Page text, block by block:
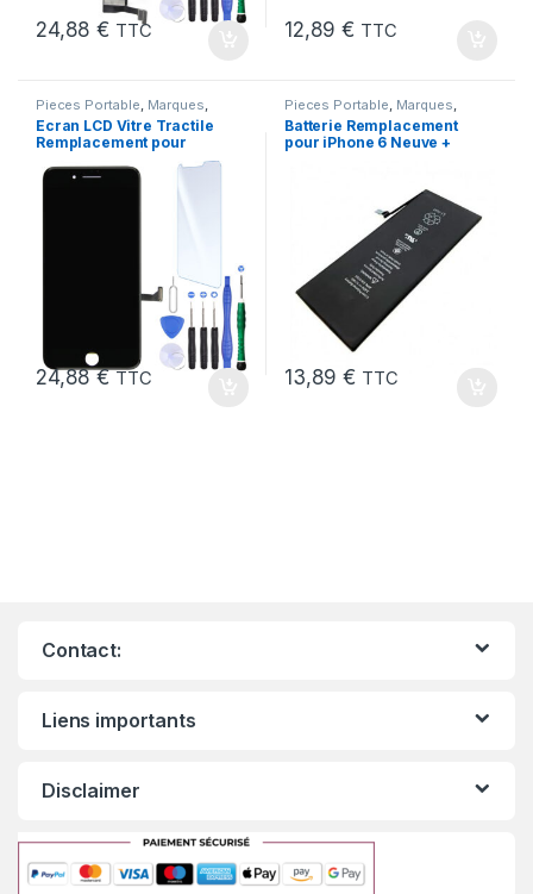
24,88€ TTC 12,89€ TTC
Pieces Portable Marques
Apple iPhone 7
Ecran LCD Vitre Tractile
Remplacement pour
24,88€ TTC
Pieces Portable Marques
Apple iPhone 6 , Batteries et
chargeurs,Batteries Apple
Batterie Remplacement
pour iPhone 6 Neuve +
13,89€ TTC
Contact:
Liens importants
Disclaimer